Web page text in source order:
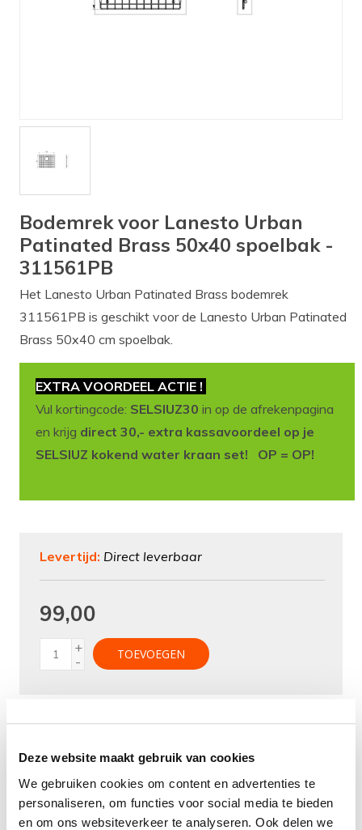
Deze website maakt gebruik van cookies
We gebruiken cookies om content en advertenties te
personaliseren, om functies voor social media te bieden
en om ons websiteverkeer te analyseren. Ook delen we
$$$ ACTIES $$$
Bodemrek voor Lanesto Urban
Patinated Brass 50x40 spoelbak -
311561PB
Het Lanesto Urban Patinated Brass bodemrek
311561PB is geschikt voor de Lanesto Urban Patinated
Brass 50x40 cm spoelbak.
EXTRA VOORDEEL ACTIE !
Vul kortingcode: SELSIUZ30 in op de afrekenpagina
en krijg direct 30,- extra kassavoordeel op je
SELSIUZ kokend water kraan set! OP = OP!
Levertijd: Direct leverbaar
99,00
+
-
TOEVOEGEN
Gratisverzending vanaf 50 euro
Gratis
retourneren
30 dagenbedenktijd
Levering inheel Nederlanden België